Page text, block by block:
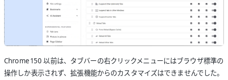
Chrome 150 以前は、タブバーの右クリックメニューにはブラウザ標準の
操作しか表示されず、拡張機能からのカスタマイズはできませんでした。